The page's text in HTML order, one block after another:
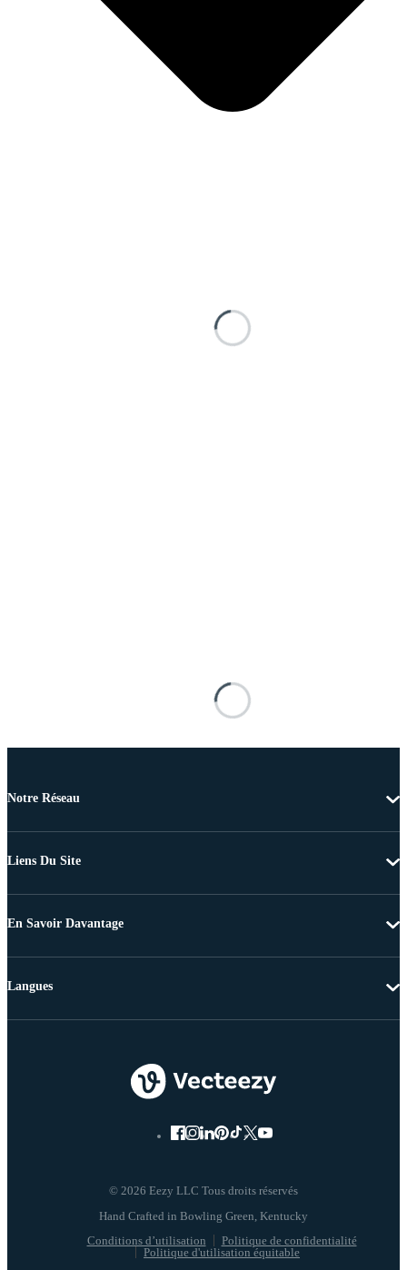
Notre Réseau
Liens Du Site
En Savoir Davantage
© 2026 Eezy LLC Tous droits réservés
Conditions d’utilisation
Politique de confidentialité
Politique d'utilisation équitable
Langues